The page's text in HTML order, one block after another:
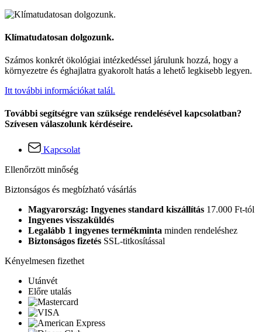
Klímatudatosan dolgozunk.
Számos konkrét ökológiai intézkedéssel járulunk hozzá, hogy a
környezetre és éghajlatra gyakorolt hatás a lehető legkisebb legyen.
Itt további információkat talál.
További segítségre van szüksége rendelésével kapcsolatban?
Szívesen válaszolunk kérdéseire.
Kapcsolat
Ellenőrzött minőség
Biztonságos és megbízható vásárlás
Magyarország: Ingyenes standard kiszállítás 17.000 Ft-tól
Ingyenes visszaküldés
Legalább 1 ingyenes termékminta minden rendeléshez
Biztonságos fizetés SSL-titkosítással
Kényelmesen fizethet
Utánvét
Előre utalás